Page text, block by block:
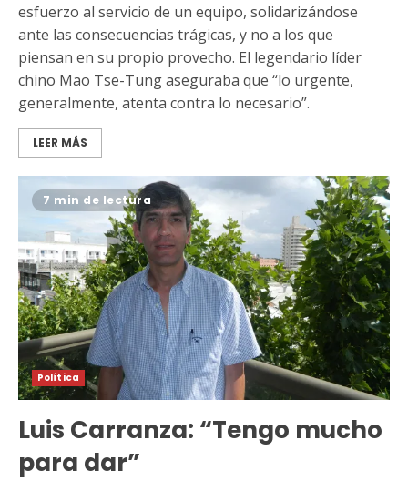
esfuerzo al servicio de un equipo, solidarizándose
ante las consecuencias trágicas, y no a los que
piensan en su propio provecho. El legendario líder
chino Mao Tse-Tung aseguraba que “lo urgente,
generalmente, atenta contra lo necesario”.
LEER MÁS
7 min de lectura
Política
Luis Carranza: “Tengo mucho
para dar”